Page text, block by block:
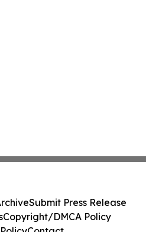
Submit Press Release
Copyright/DMCA Policy